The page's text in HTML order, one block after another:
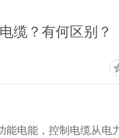
缆？有何区别？
能电能，控制电缆从电